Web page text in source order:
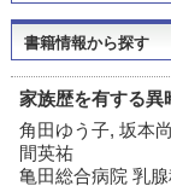
書籍情報から探す
家族歴を有する異
角田ゆう子, 坂本
間英祐
亀田総合病院 乳